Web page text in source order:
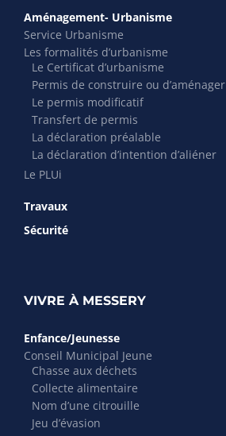
Aménagement- Urbanisme
Service Urbanisme
Les formalités d’urbanisme
Le Certificat d’urbanisme
Permis de construire ou d’aménager
Le permis modificatif
Transfert de permis
La déclaration préalable
La déclaration d’intention d’aliéner
Le PLUi
Travaux
Sécurité
VIVRE À MESSERY
Enfance/Jeunesse
Conseil Municipal Jeune
Chasse aux déchets
Collecte alimentaire
Nom d’une citrouille
Jeu d’évasion